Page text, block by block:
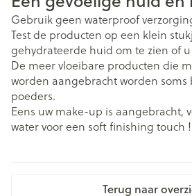
Gebruik geen waterproof
Test de producten op een klein
gehydrateerde huid om te zien of
De meer vloeibare producten die
worden aangebracht worden
poeders.
Eens uw make-up is aangebracht,
water voor een soft finishing touch !
Terug naar